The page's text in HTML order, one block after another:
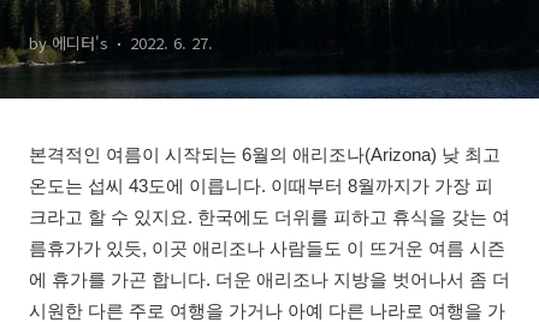
by 에디터's 2022. 6. 27.
본격적인 여름이 시작되는 6월의 애리조나(Arizona) 낮 최고
온도는 섭씨 43도에 이릅니다. 이때부터 8월까지가 가장 피
크라고 할 수 있지요. 한국에도 더위를 피하고 휴식을 갖는 여
름휴가가 있듯, 이곳 애리조나 사람들도 이 뜨거운 여름 시즌
에 휴가를 가곤 합니다. 더운 애리조나 지방을 벗어나서 좀 더
시원한 다른 주로 여행을 가거나 아예 다른 나라로 여행을 가